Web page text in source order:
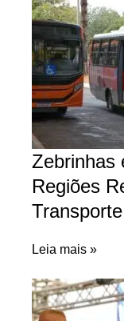
Zebrinhas
Regiões
Transporte
Leia mais »